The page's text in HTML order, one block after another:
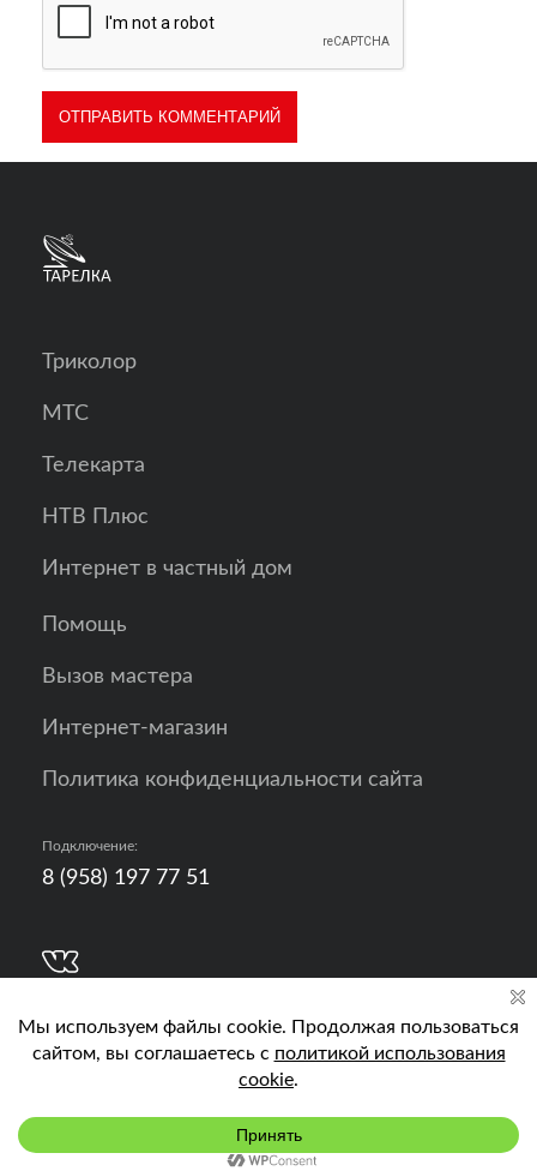
Подключить
Триколор
МТС
Телекарта
НТВ Плюс
Интернет в частный дом
Помощь
Вызов мастера
Интернет-магазин
Политика конфиденциальности сайта
Подключение:
8 (958) 197 77 51
Кислород